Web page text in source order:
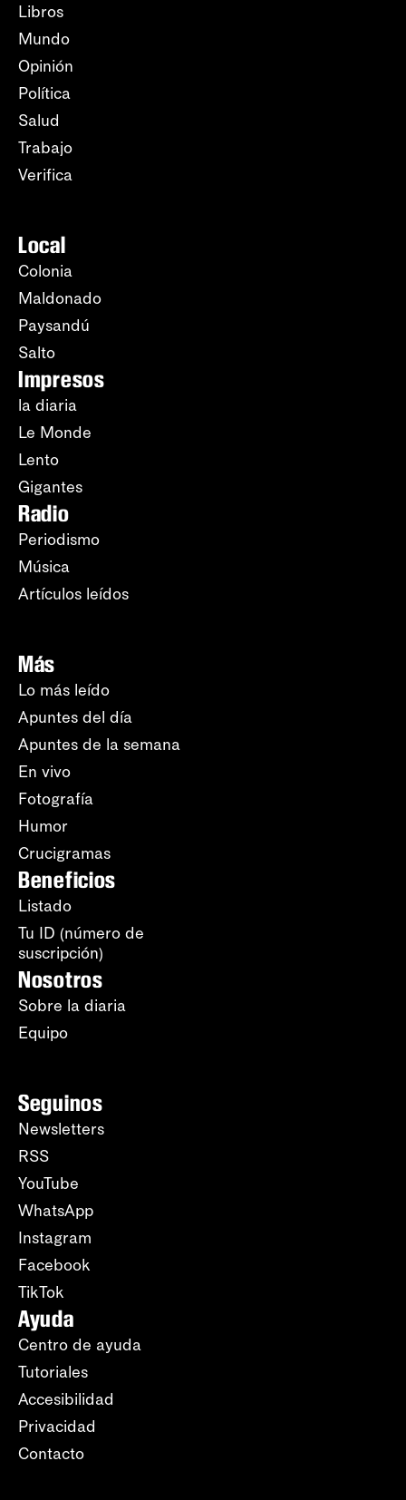
Libros
Mundo
Opinión
Política
Salud
Trabajo
Verifica
Local
Colonia
Maldonado
Paysandú
Salto
Impresos
la diaria
Le Monde
Lento
Gigantes
Radio
Periodismo
Música
Artículos leídos
Más
Lo más leído
Apuntes del día
Apuntes de la semana
En vivo
Fotografía
Humor
Crucigramas
Beneficios
Listado
Tu ID (número de
suscripción)
Nosotros
Sobre la diaria
Equipo
Seguinos
Newsletters
RSS
YouTube
WhatsApp
Instagram
Facebook
TikTok
Ayuda
Centro de ayuda
Tutoriales
Accesibilidad
Privacidad
Contacto